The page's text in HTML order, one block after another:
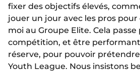
fixer des objectifs élevés,
jouer un jour avec les pros
moi au Groupe Elite. Cela passe
compétition, et être
réserve, pour pouvoir
Youth League. Nous insistons